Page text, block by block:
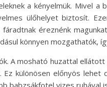
a kényelmük. Mivel
ülőhelyet biztosít.
éreznénk
könnyen mozgathatók,
A mosható huzattal
különösen előnyös